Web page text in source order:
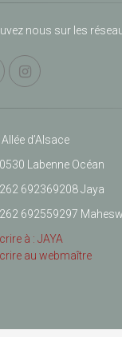
nous sur les
d’Alsace
Labenne Océan
692369208 Jaya
692559297
à : JAYA
au webmaître